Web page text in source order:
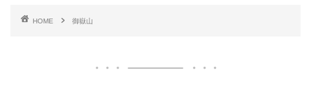
HOME 御嶽山